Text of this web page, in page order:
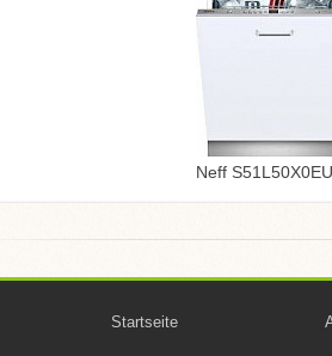
Neff S51L50X0EU
Startseite